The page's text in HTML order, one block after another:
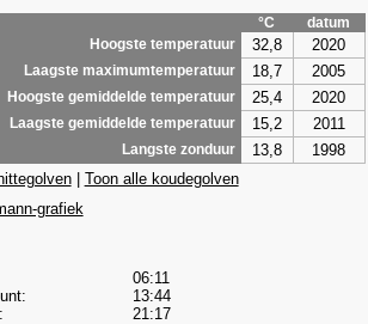
°C
datum
Hoogste temperatuur
32,8 2020
Laagste maximumtemperatuur 18,7 2005
Hoogste gemiddelde temperatuur 25,4 2020
Laagste gemiddelde temperatuur 15,2 2011
Langste zonduur 13,8
1998
| Toon alle koudegolven
grafiek
06:11
13:44
21:17